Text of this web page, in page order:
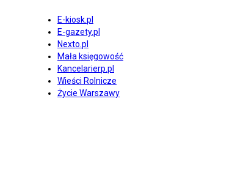
E-kiosk.pl
E-gazety.pl
Nexto.pl
Mała księgowość
Kancelarierp.pl
Wieści Rolnicze
Życie Warszawy